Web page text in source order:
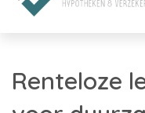
Renteloze